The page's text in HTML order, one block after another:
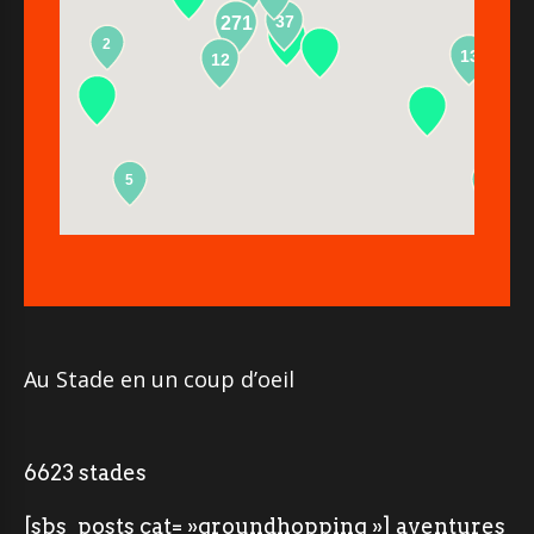
271
13
37
2
5
12
Au Stade en un coup d’oeil
6623 stades
[sbs_posts cat= »groundhopping »] aventures